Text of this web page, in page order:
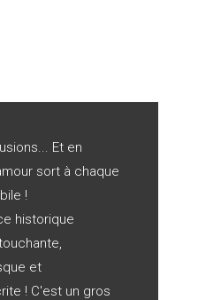
Et en
sort à chaque
!
historique
et
! C'est un gros